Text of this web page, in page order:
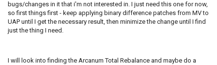
bugs/changes in it that i'm not interested in. I just need this one for now,
so first things first - keep applying binary difference patches from MV to
UAP until I get the necessary result, then minimize the change until I find
just the thing I need.
I will look into finding the Arcanum Total Rebalance and maybe do a